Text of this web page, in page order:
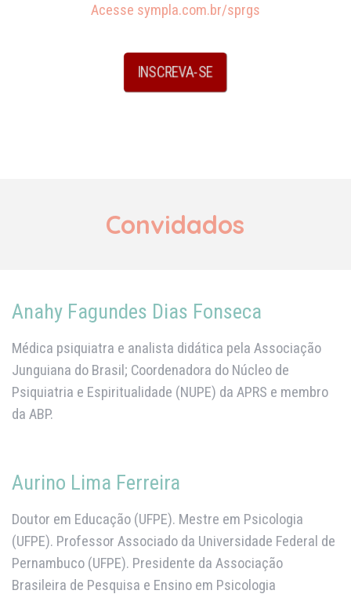
Acesse sympla.com.br/sprgs
INSCREVA-SE
Convidados
Anahy Fagundes Dias Fonseca
Médica psiquiatra e analista didática pela Associação
Junguiana do Brasil; Coordenadora do Núcleo de
Psiquiatria e Espiritualidade (NUPE) da APRS e membro
da ABP.
Aurino Lima Ferreira
Doutor em Educação (UFPE). Mestre em Psicologia
(UFPE). Professor Associado da Universidade Federal de
Pernambuco (UFPE). Presidente da Associação
Brasileira de Pesquisa e Ensino em Psicologia